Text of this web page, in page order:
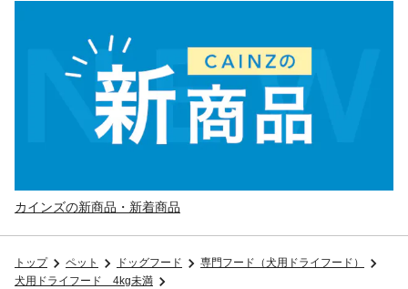
カインズの新商品・新着商品
トップ ペット ドッグフード
専門フード（犬用ドライフード）
犬用ドライフード 4kg未満